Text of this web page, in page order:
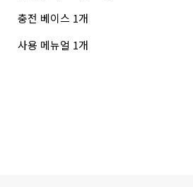
충전 베이스 1개
사용 메뉴얼 1개